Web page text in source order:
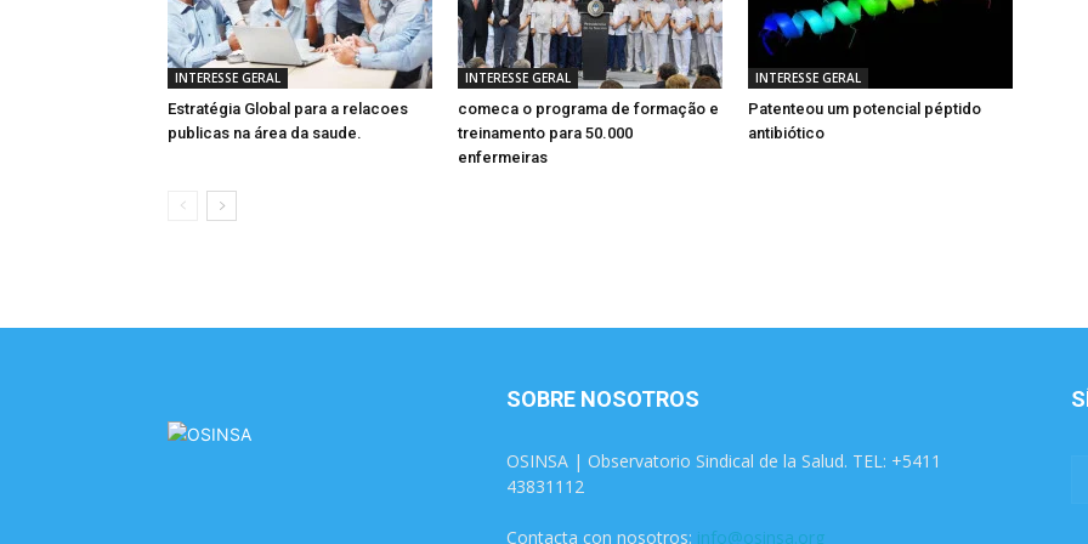
INTERESSE GERAL
Estratégia Global para a relacoes
publicas na área da saude.
INTERESSE GERAL
comeca o programa de formação e
treinamento para 50.000
enfermeiras
INTERESSE GERAL
Patenteou um potencial péptido
antibiótico
SOBRE NOSOTROS
OSINSA | Observatorio Sindical de la Salud. TEL: +5411
43831112
Contacta con nosotros: info@osinsa.org